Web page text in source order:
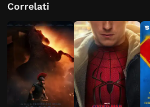
Correlati